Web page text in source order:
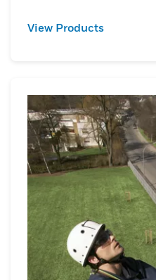
View Products